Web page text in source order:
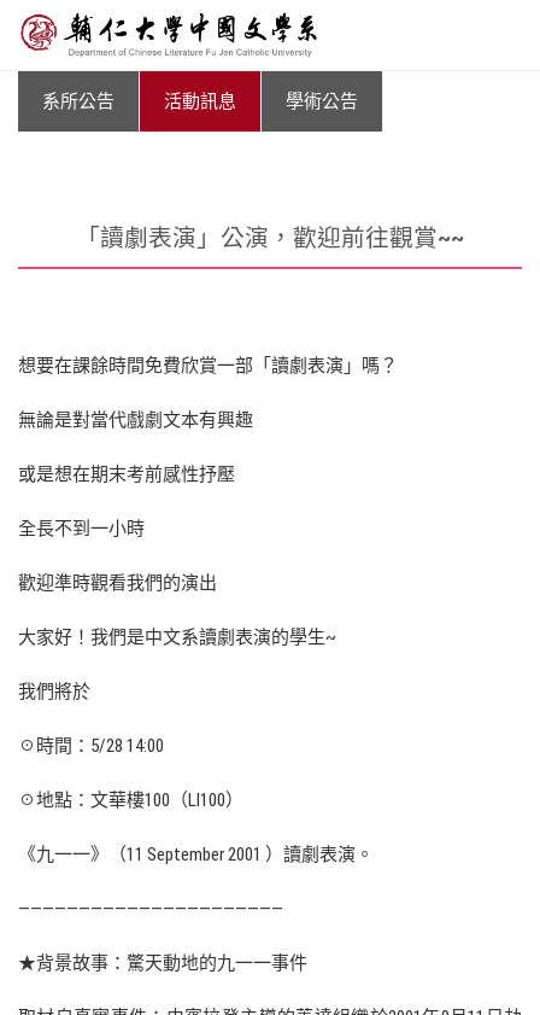
系所公告 活動訊息 學術公告
「讀劇表演」公演，歡迎前往觀賞~~
想要在課餘時間免費欣賞一部「讀劇表演」嗎？
無論是對當代戲劇文本有興趣
或是想在期末考前感性抒壓
全長不到一小時
歡迎準時觀看我們的演出
大家好！我們是中文系讀劇表演的學生~
我們將於
☉時間：5/28 14:00
☉地點：文華樓100（LI100）
《九一一》（11 September 2001 ）讀劇表演。
——————————————————————
★背景故事：驚天動地的九一一事件